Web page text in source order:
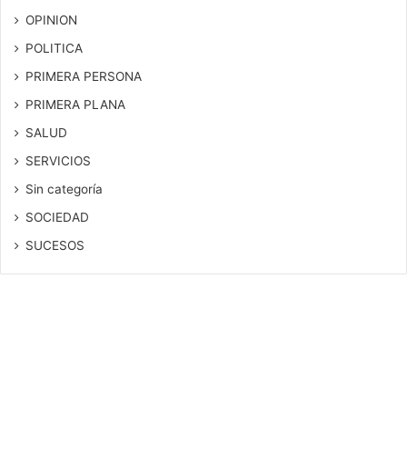
OPINION
POLITICA
PRIMERA PERSONA
PRIMERA PLANA
SALUD
SERVICIOS
Sin categoría
SOCIEDAD
SUCESOS